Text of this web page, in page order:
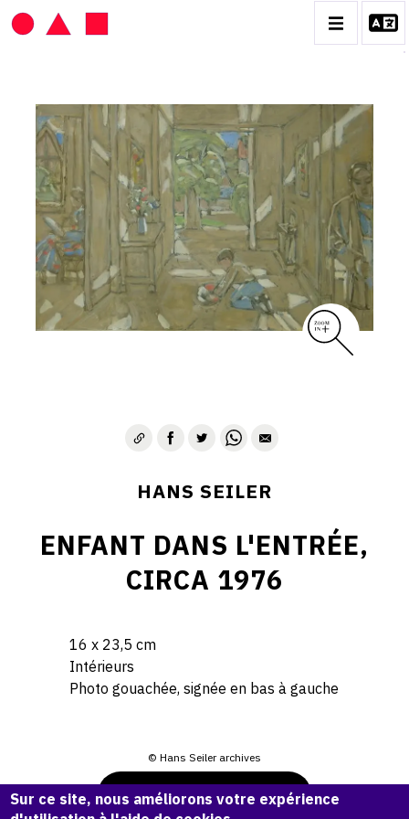
HANS SEILER
BIOGRAPHIE
CATALOGUE DES OEUVRES
VOL. 1 : LES PEINTURES
VOL. 2 : LES GOUACHES
VOL. 3 : CRAYONS DE COULEUR ET FUSAINS
HANS SEILER
ENFANT DANS L'ENTRÉE,
CIRCA 1976
16 x 23,5 cm
Intérieurs
Photo gouachée, signée en bas à gauche
© Hans Seiler archives
Demande d'information
Sur ce site, nous améliorons votre expérience